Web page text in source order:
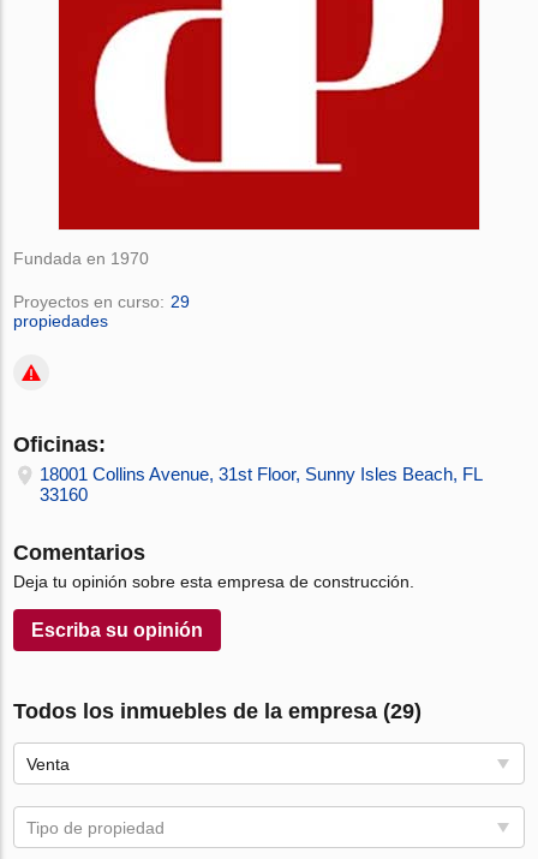
Fundada en 1970
Proyectos en curso: 29
propiedades
Oficinas:
18001 Collins Avenue, 31st Floor, Sunny Isles Beach, FL
33160
Comentarios
Deja tu opinión sobre esta empresa de construcción.
Escriba su opinión
Todos los inmuebles de la empresa (29)
Venta
Tipo de propiedad